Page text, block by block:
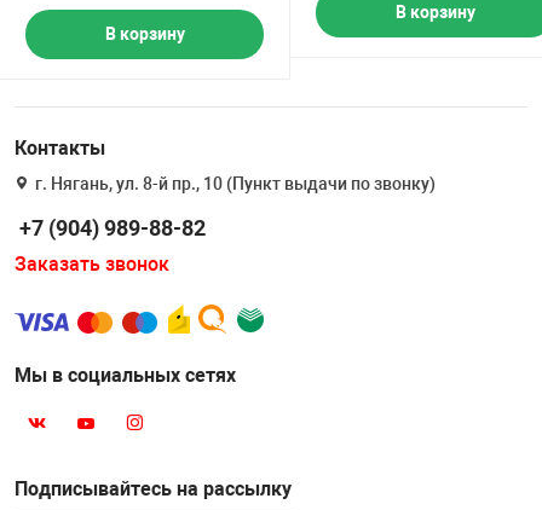
В корзину
В корзину
Контакты
г. Нягань, ул. 8-й пр., 10 (Пункт выдачи по звонку)
+7 (904) 989-88-82
Заказать звонок
Мы в социальных сетях
Подписывайтесь на рассылку